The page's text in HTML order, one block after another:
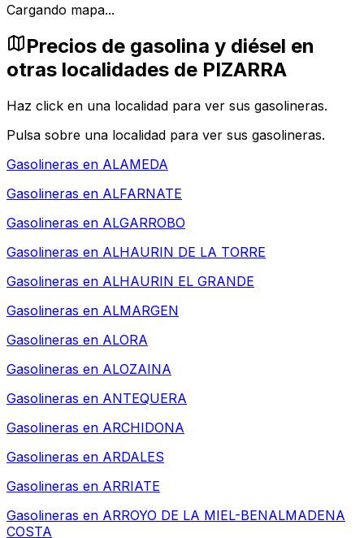
Cargando mapa...
Precios de gasolina y diésel en
otras localidades de PIZARRA
Haz click en una localidad para ver sus gasolineras.
Pulsa sobre una localidad para ver sus gasolineras.
Gasolineras en ALAMEDA
Gasolineras en ALFARNATE
Gasolineras en ALGARROBO
Gasolineras en ALHAURIN DE LA TORRE
Gasolineras en ALHAURIN EL GRANDE
Gasolineras en ALMARGEN
Gasolineras en ALORA
Gasolineras en ALOZAINA
Gasolineras en ANTEQUERA
Gasolineras en ARCHIDONA
Gasolineras en ARDALES
Gasolineras en ARRIATE
Gasolineras en ARROYO DE LA MIEL-BENALMADENA
COSTA